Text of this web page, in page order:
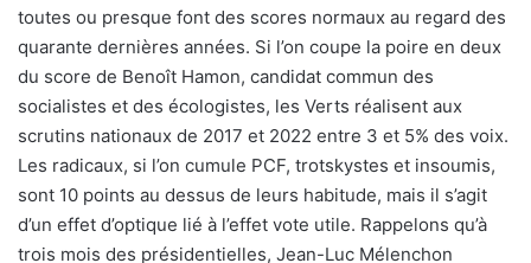
toutes ou presque font des scores normaux au regard des
quarante dernières années. Si l’on coupe la poire en deux
du score de Benoît Hamon, candidat commun des
socialistes et des écologistes, les Verts réalisent aux
scrutins nationaux de 2017 et 2022 entre 3 et 5% des voix.
Les radicaux, si l’on cumule PCF, trotskystes et insoumis,
sont 10 points au dessus de leurs habitude, mais il s’agit
d’un effet d’optique lié à l’effet vote utile. Rappelons qu’à
trois mois des présidentielles, Jean-Luc Mélenchon